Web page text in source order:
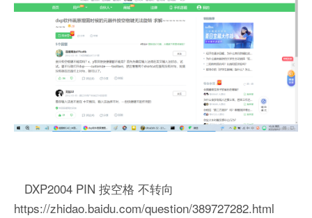
DXP2004 PIN 按空格 不转向
https://zhidao.baidu.com/question/389727282.html